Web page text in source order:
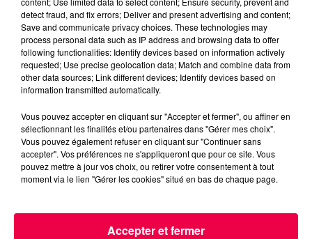
5 août 2026
excès de plomb
Du plomb a été détecté dans deux assiettes en
céramique vendues entre 2020 et 2022 par Linvosges.
detect fraud, and fix errors; Deliver and present advertising and content;
Save and communicate privacy choices. These technologies may
process personal data such as IP address and browsing data to offer
following functionalities: Identify devices based on information actively
requested; Use precise geolocation data; Match and combine data from
other data sources; Link different devices; Identify devices based on
information transmitted automatically.
Vous pouvez accepter en cliquant sur "Accepter et fermer", ou affiner en
sélectionnant les finalités et/ou partenaires dans "Gérer mes choix".
Vous pouvez également refuser en cliquant sur "Continuer sans
accepter". Vos préférences ne s'appliqueront que pour ce site. Vous
pouvez mettre à jour vos choix, ou retirer votre consentement à tout
moment via le lien "Gérer les cookies" situé en bas de chaque page.
Accepter et fermer